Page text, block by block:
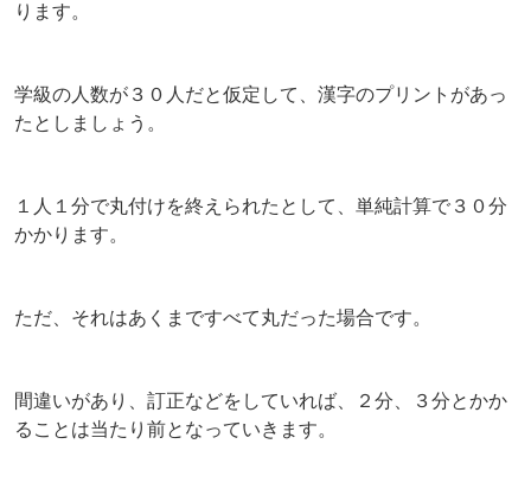
ります。
学級の人数が３０人だと仮定して、漢字のプリントがあっ
たとしましょう。
１人１分で丸付けを終えられたとして、単純計算で３０分
かかります。
ただ、それはあくまですべて丸だった場合です。
間違いがあり、訂正などをしていれば、２分、３分とかか
ることは当たり前となっていきます。